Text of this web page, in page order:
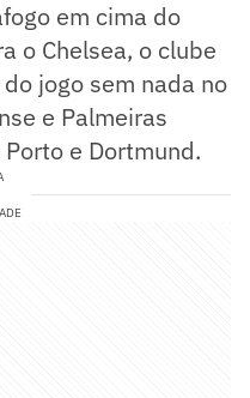
em cima do
o Chelsea, o clube
jogo sem nada no
e Palmeiras
e Dortmund.